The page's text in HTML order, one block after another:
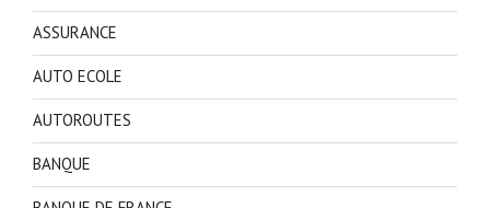
ASSURANCE
AUTO ECOLE
AUTOROUTES
BANQUE